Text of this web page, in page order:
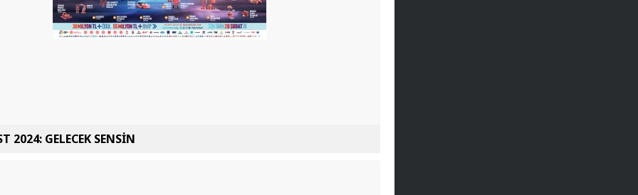
2024: GELECEK SENSİN